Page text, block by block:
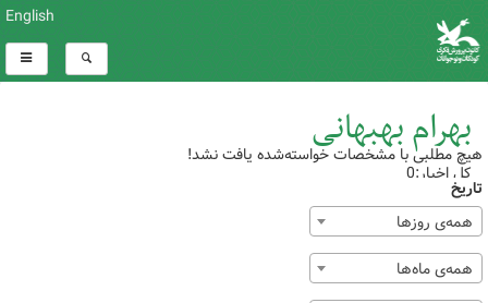
English
بهرام بهبهانی
کل اخبار:0
هیچ مطلبی با مشخصات خواسته‌شده یافت نشد!
تاریخ
همه‌ی روزها
همه‌ی ماه‌ها